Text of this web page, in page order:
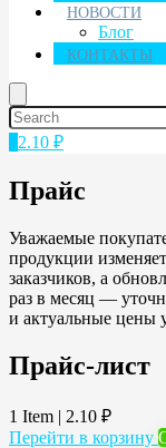
НОВОСТИ
Блог
КОНТАКТЫ
2.10 ₽
Прайс
Уважаемые
продукции
заказчиков, а
раз в месяц —
и актуальные цены
Прайс-лист
1 Item | 2.10 ₽
Перейти в корзину